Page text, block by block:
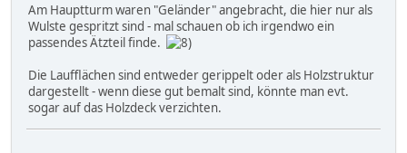
Am Hauptturm waren "Geländer" angebracht, die hier nur als
Wulste gespritzt sind - mal schauen ob ich irgendwo ein
passendes Ätzteil finde.
Die Laufflächen sind entweder gerippelt oder als Holzstruktur
dargestellt - wenn diese gut bemalt sind, könnte man evt.
sogar auf das Holzdeck verzichten.